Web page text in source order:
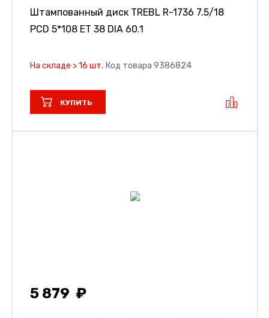
Штампованный диск TREBL R-1736 7.5/18
PCD 5*108 ET 38 DIA 60.1
На складе > 16 шт. Код товара 9386824
КУПИТЬ
5 879